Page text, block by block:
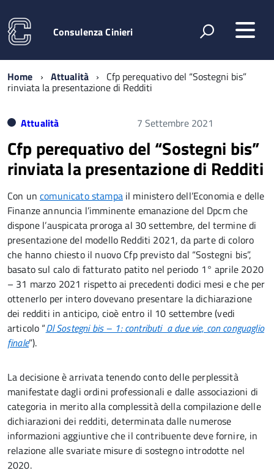
Consulenza Cinieri
Home Attualità Cfp perequativo del “Sostegni bis”
rinviata la presentazione di Redditi
Attualità 7 Settembre 2021
Cfp perequativo del “Sostegni bis”
rinviata la presentazione di Redditi
Con uncomunicato stampail ministero dell’Economia e delle
Finanze annuncia l’imminente emanazione del Dpcm che
dispone l’auspicata proroga al 30 settembre, del termine di
presentazione del modello Redditi 2021, da parte di coloro
che hanno chiesto il nuovo Cfp previsto dal “Sostegni bis”,
basato sul calo di fatturato patito nel periodo 1° aprile 2020
– 31 marzo 2021 rispetto ai precedenti dodici mesi e che per
ottenerlo per intero dovevano presentare la dichiarazione
dei redditi in anticipo, cioè entro il 10 settembre (vedi
articolo “Dl Sostegni bis – 1: contributi a due vie, con conguaglio
finale”).
La decisione è arrivata tenendo conto delle perplessità
manifestate dagli ordini professionali e dalle associazioni di
categoria in merito alla complessità della compilazione delle
dichiarazioni dei redditi, determinata dalle numerose
informazioni aggiuntive che il contribuente deve fornire, in
relazione alle svariate misure di sostegno introdotte nel
2020.